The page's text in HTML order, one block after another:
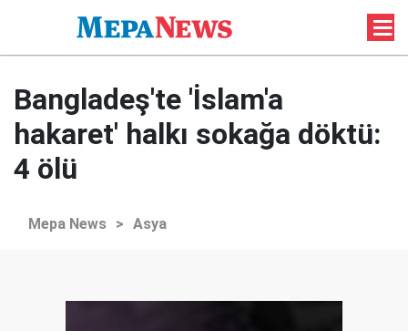
Bangladeş'te 'İslam'a
hakaret' halkı sokağa döktü:
4 ölü
Mepa News > Asya